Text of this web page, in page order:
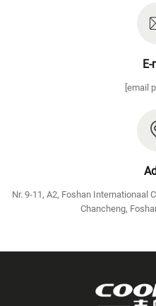
[email
Nr. 9-11, A2, Foshan Internationaal
Chancheng,